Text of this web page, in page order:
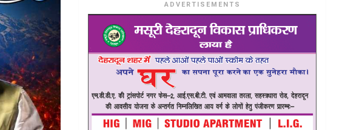
ADVERTISEMENTS